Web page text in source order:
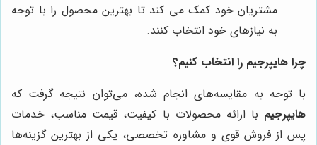
مشتریان خود کمک می کند تا بهترین محصول را با توجه
به نیازهای خود انتخاب کنند.
چرا هایپرجیم را انتخاب کنیم؟
با توجه به مقایسه‌های انجام شده، می‌توان نتیجه گرفت که
هایپرجیم با ارائه محصولات با کیفیت، قیمت مناسب، خدمات
پس از فروش قوی و مشاوره تخصصی، یکی از بهترین گزینه‌ها